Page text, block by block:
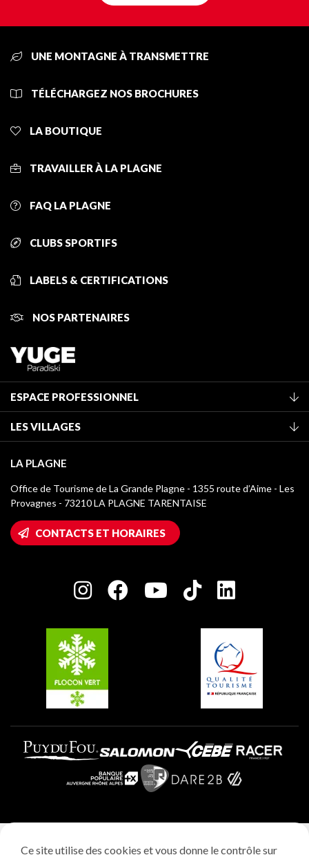
UNE MONTAGNE À TRANSMETTRE
TÉLÉCHARGEZ NOS BROCHURES
LA BOUTIQUE
TRAVAILLER À LA PLAGNE
FAQ LA PLAGNE
CLUBS SPORTIFS
LABELS & CERTIFICATIONS
NOS PARTENAIRES
ESPACE PROFESSIONNEL
Classement des meublés
Taxe de séjour
Médiathèque
Logos La Plagne
Accès Wifi
Maison des Propriétaires
Charte des Acteurs Engagés
LES VILLAGES
Montchavin - Les Coches
Champagny-en-Vanoise
Plagne 1800
Plagne Villages
Plagne Aime 2000
LA PLAGNE
Office de Tourisme de La Grande Plagne - 1355 route d’Aime - Les
Provagnes - 73210 LA PLAGNE TARENTAISE
CONTACTS ET HORAIRES
Ce site utilise des cookies et vous donne le contrôle sur